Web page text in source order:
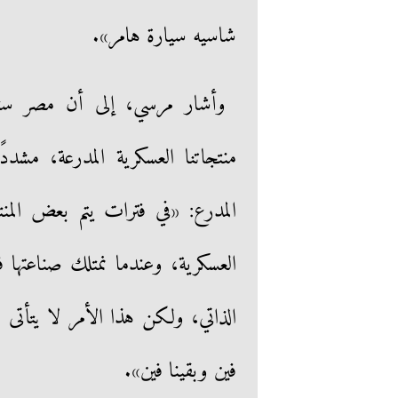
شاسيه سيارة هامر».
وأشار مرسي، إلى أن مصر
منتجاتنا العسكرية
المدرع: «في فترات يتم بعض
العسكرية، وعندما نمتلك صناعتها
الذاتي، ولكن هذا الأمر لا
فين وبقينا فين».